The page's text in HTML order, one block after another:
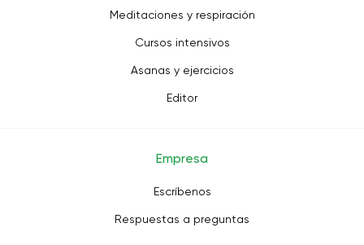
Meditaciones y respiración
Cursos intensivos
Asanas y ejercicios
Editor
Empresa
Escríbenos
Respuestas a preguntas